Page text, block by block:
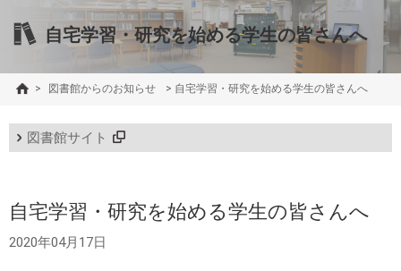
自宅学習・研究を始める学生の皆さんへ
> 図書館からのお知らせ > 自宅学習・研究を始める学生の皆さんへ
図書館サイト
自宅学習・研究を始める学生の皆さんへ
2020年04月17日